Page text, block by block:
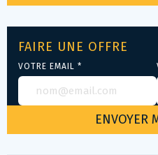
FAIRE UNE OFFRE
VOTRE EMAIL *